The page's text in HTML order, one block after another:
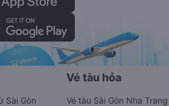
Sài Gòn
Vé tàu hỏa
Vé tàu Sài Gòn Nha Trang